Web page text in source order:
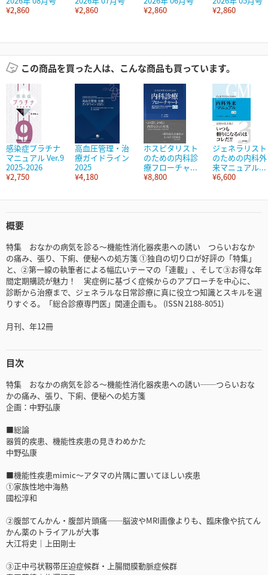
¥2,860
¥2,860
¥2,860
¥2,860
この商品を買った人は、こんな商品も買っています。
感染症プラチナ
マニュアル Ver.9
2025-2026
¥2,750
高血圧管理・治
療ガイドライン
2025
¥4,180
ホスピタリスト
のための内科診
療フローチャ...
¥8,800
ジェネラリスト
のための内科外
来マニュアル...
¥6,600
概要
特集 おなかの病気を診る〜機能性消化器疾患への誘い つらいおなか
の痛み、張り、下痢、便秘への処方箋 ①独自の切り口が好評の「特集」
と、②第一線の執筆者による幅広いテーマの「連載」、そして③お得な年
間定期購読が魅力！ 実症例に基づく症候からのアプローチを中心に、
診断から治療まで、ジェネラルな日常診療に真に役立つ知識とスキルを選
りすぐる。「総合診療専門医」関連企画も。 (ISSN 2188-8051)
月刊、年12冊
目次
特集 おなかの病気を診る～機能性消化器疾患への誘い──つらいおな
かの痛み、張り、下痢、便秘への処方箋
企画：中野弘康
■総論
器質的疾患、機能性疾患の見きわめかた
中野弘康
■機能性疾患mimic～アタマの片隅に置いてほしい疾患
①家族性地中海熱
國松淳和
②腹部てんかん・腹部片頭痛──脳波やMRI画像よりも、臨床像や抗てん
かん薬のトライアルが大事
大江将史｜上田剛士
③正中弓状靱帯圧迫症候群・上腸間膜動脈症候群